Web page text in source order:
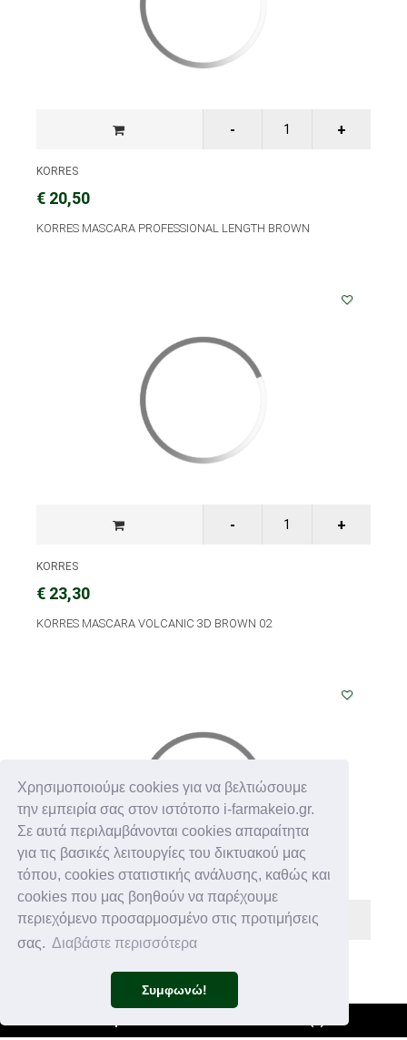
Χρησιμοποιούμε cookies για να βελτιώσουμε
την εμπειρία σας στον ιστότοπο i-farmakeio.gr.
Σε αυτά περιλαμβάνονται cookies απαραίτητα
για τις βασικές λειτουργίες του δικτυακού μας
τόπου, cookies στατιστικής ανάλυσης, καθώς και
cookies που μας βοηθούν να παρέχουμε
περιεχόμενο προσαρμοσμένο στις προτιμήσεις
σας. Διαβάστε περισσότερα
Συμφωνώ!
KORRES
€ 20,50
KORRES MASCARA PROFESSIONAL LENGTH BROWN
KORRES
€ 23,30
KORRES MASCARA VOLCANIC 3D BROWN 02